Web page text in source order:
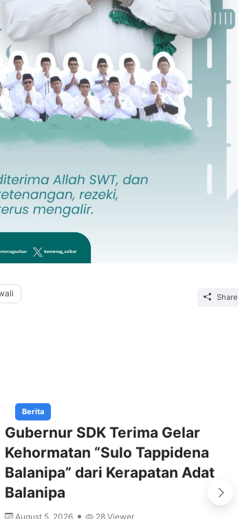
Share
Berita
Gubernur SDK Terima Gelar
Kehormatan “Sulo Tappidena
Balanipa” dari Kerapatan Adat
Balanipa
August 5, 2026 28 Viewer